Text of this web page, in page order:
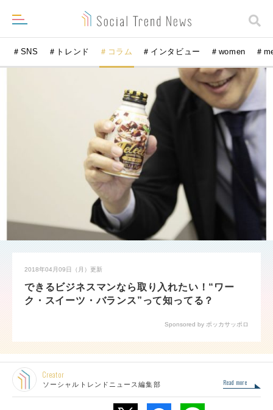
＃SNS ＃トレンド ＃コラム ＃インタビュー ＃women ＃
2018年04月09日（月） 更新
できるビジネスマンなら取り入れたい！“ワー
ク・スイーツ・バランス”って知ってる？
Sponsored by ポッカサッポロ
Creator
ソーシャルトレンドニュース編集部 Read more